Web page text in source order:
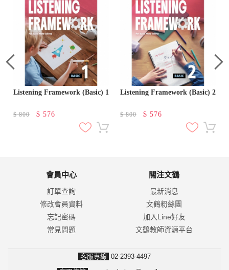
Listening Framework (Basic) 1
$800 $ 576
Listening Framework (Basic) 2
$800 $ 576
會員中心
訂單查詢
修改會員資料
忘記密碼
常見問題
關注文鶴
最新消息
文鶴粉絲團
加入Line好友
文鶴教師資源平台
客服專線 02-2393-4497